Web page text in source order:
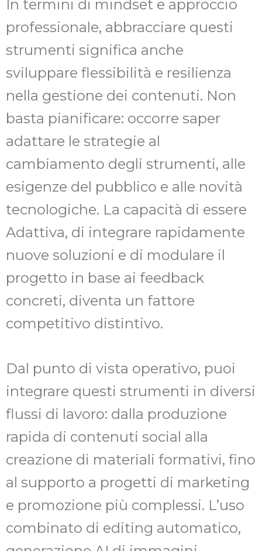
In termini di mindset e approccio
professionale, abbracciare questi
strumenti significa anche
sviluppare flessibilità e resilienza
nella gestione dei contenuti. Non
basta pianificare: occorre saper
adattare le strategie al
cambiamento degli strumenti, alle
esigenze del pubblico e alle novità
tecnologiche. La capacità di essere
Adattiva, di integrare rapidamente
nuove soluzioni e di modulare il
progetto in base ai feedback
concreti, diventa un fattore
competitivo distintivo.
Dal punto di vista operativo, puoi
integrare questi strumenti in diversi
flussi di lavoro: dalla produzione
rapida di contenuti social alla
creazione di materiali formativi, fino
al supporto a progetti di marketing
e promozione più complessi. L’uso
combinato di editing automatico,